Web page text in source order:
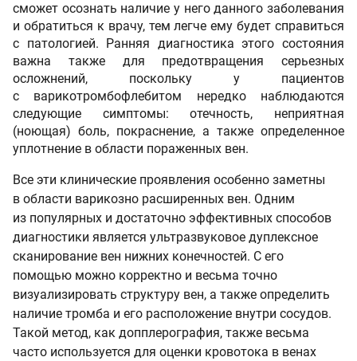
сможет осознать наличие у него данного заболевания
и обратиться к врачу, тем легче ему будет справиться
с патологией. Ранняя диагностика этого состояния
важна также для предотвращения серьезных
осложнений, поскольку у пациентов
с варикотромбофлебитом нередко наблюдаются
следующие симптомы: отечность, неприятная
(ноющая) боль, покраснение, а также определенное
уплотнение в области пораженных вен.
Все эти клинические проявления особенно заметны
в области варикозно расширенных вен. Одним
из популярных и достаточно эффективных способов
диагностики является ультразвуковое дуплексное
сканирование вен нижних конечностей. С его
помощью можно корректно и весьма точно
визуализировать структуру вен, а также определить
наличие тромба и его расположение внутри сосудов.
Такой метод, как допплерография, также весьма
часто используется для оценки кровотока в венах